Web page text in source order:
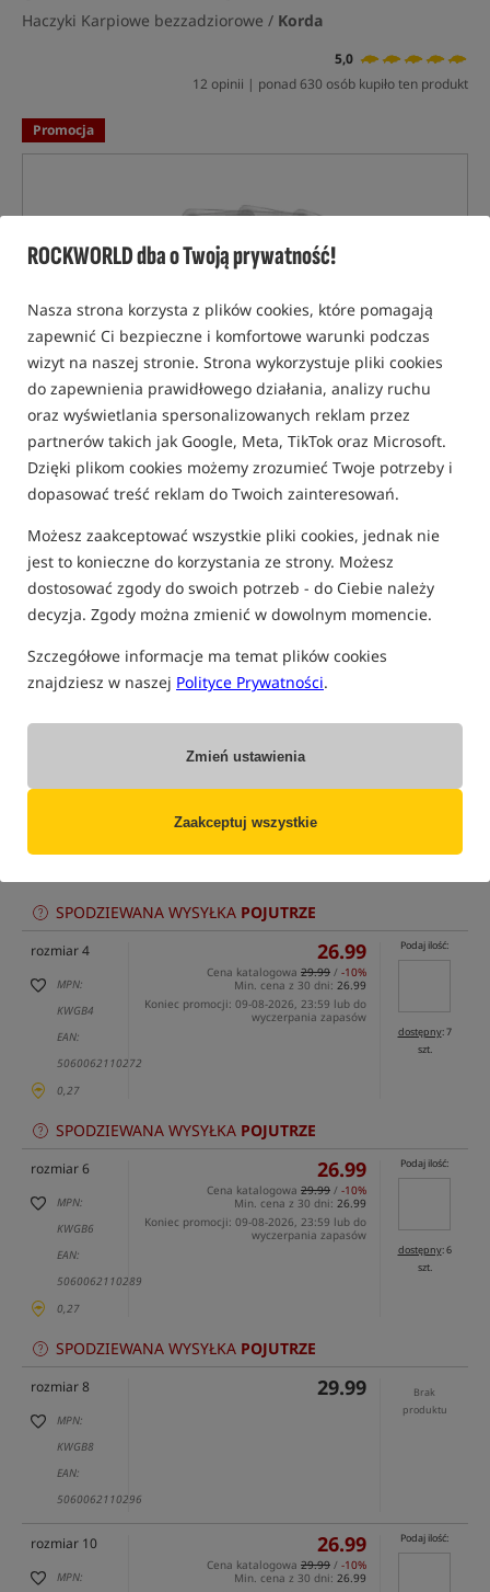
ROCKWORLD dba o Twoją prywatność!
Nasza strona korzysta z plików cookies, które pomagają
zapewnić Ci bezpieczne i komfortowe warunki podczas
wizyt na naszej stronie. Strona wykorzystuje pliki cookies
do zapewnienia prawidłowego działania, analizy ruchu
oraz wyświetlania spersonalizowanych reklam przez
partnerów takich jak Google, Meta, TikTok oraz Microsoft.
Dzięki plikom cookies możemy zrozumieć Twoje potrzeby i
dopasować treść reklam do Twoich zainteresowań.
Możesz zaakceptować wszystkie pliki cookies, jednak nie
jest to konieczne do korzystania ze strony. Możesz
dostosować zgody do swoich potrzeb - do Ciebie należy
decyzja. Zgody można zmienić w dowolnym momencie.
Szczegółowe informacje ma temat plików cookies
znajdziesz w naszej Polityce Prywatności.
Zmień ustawienia
Zaakceptuj wszystkie
Haczyki Karpiowe bezzadziorowe / Korda
5,0
12 opinii | ponad 630 osób kupiło ten produkt
Promocja
(część opcji mogła zostać ukryta przez wybrany sposób filtrowania)
Opcja Cena PLN
KWGB2
Cena katalogowa29.99
Koniec promocji: 09-08-2026, 23:59 lub do
Podaj ilość:
SPODZIEWANA WYSYŁKA POJUTRZE
rozmiar 4
MPN:
KWGB4
EAN:
5060062110272
0,27
26.99
Cena katalogowa 29.99 / -10%
Min. cena z 30 dni: 26.99
Koniec promocji: 09-08-2026, 23:59 lub do
wyczerpania zapasów
Podaj ilość:
dostępny: 7
szt.
SPODZIEWANA WYSYŁKA POJUTRZE
rozmiar 6
MPN:
KWGB6
EAN:
5060062110289
0,27
26.99
Cena katalogowa 29.99 / -10%
Min. cena z 30 dni: 26.99
Koniec promocji: 09-08-2026, 23:59 lub do
wyczerpania zapasów
Podaj ilość:
dostępny: 6
szt.
SPODZIEWANA WYSYŁKA POJUTRZE
rozmiar 8
MPN:
KWGB8
EAN:
5060062110296
29.99
Brak
produktu
rozmiar 10
MPN:
26.99
Cena katalogowa 29.99 / -10%
Min. cena z 30 dni: 26.99
Podaj ilość: